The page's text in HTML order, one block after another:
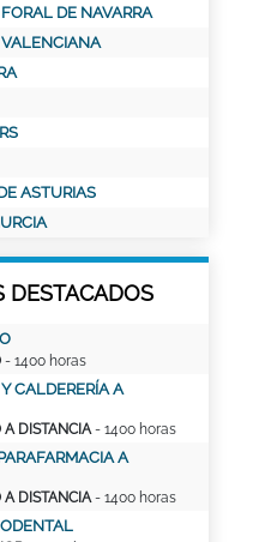
DE NAVARRA
ASTURIAS
DESTACADOS
- 1400 horas
CALDERERÍA A
A DISTANCIA- 1400 horas
A
A DISTANCIA- 1400 horas